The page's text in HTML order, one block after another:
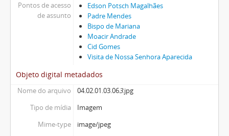
Pontos de acesso
de assunto
Edson Potsch Magalhães
Padre Mendes
Bispo de Mariana
Moacir Andrade
Cid Gomes
Visita de Nossa Senhora Aparecida
Objeto digital metadados
Nome do arquivo 04.02.01.03.063.jpg
Tipo de mídia
Imagem
Mime-type
image/jpeg